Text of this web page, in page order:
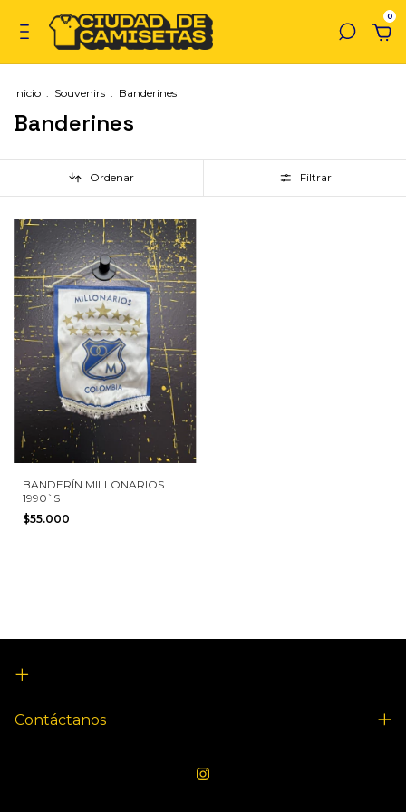
0
Inicio . Souvenirs . Banderines
Banderines
Ordenar Filtrar
BANDERÍN MILLONARIOS
1990`S
$55.000
Contáctanos